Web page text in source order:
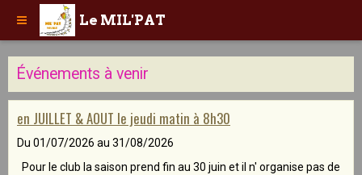
Le MIL'PAT
Événements à venir
en JUILLET & AOUT le jeudi matin à 8h30
Du 01/07/2026 au 31/08/2026
Pour le club la saison prend fin au 30 juin et il n' organise pas de